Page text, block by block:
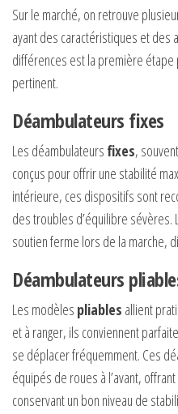
Sur le marché, on retrouve
ayant des caractéristiques et des
différences est la première
pertinent.
Déambulateurs fixes
Les déambulateurs fixes,
conçus pour offrir une stabilité
intérieure, ces dispositifs sont
des troubles d’équilibre sévères.
soutien ferme lors de la marche,
Déambulateurs
Les modèles pliables allient
et à ranger, ils conviennent
se déplacer fréquemment. Ces
équipés de roues à l’avant,
conservant un bon niveau de